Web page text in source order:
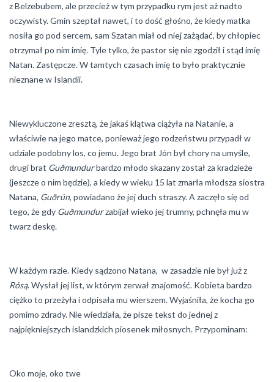
z Belzebubem, ale przecież w tym przypadku rym jest aż nadto
oczywisty. Gmin szeptał nawet, i to dość głośno, że kiedy matka
nosiła go pod sercem, sam Szatan miał od niej zażądać, by chłopiec
otrzymał po nim imię. Tyle tylko, że pastor się nie zgodził i stąd imię
Natan. Zastępcze. W tamtych czasach imię to było praktycznie
nieznane w Islandii.
Niewykluczone zresztą, że jakaś klątwa ciążyła na Natanie, a
właściwie na jego matce, ponieważ jego rodzeństwu przypadł w
udziale podobny los, co jemu. Jego brat Jón był chory na umyśle,
drugi brat Guðmundurbardzo młodo skazany został za kradzieże
(jeszcze o nim będzie), a kiedy w wieku 15 lat zmarła młodsza siostra
Natana, Guðrún, powiadano że jej duch straszy. A zaczęło się od
tego, że gdy Guðmundurzabijał wieko jej trumny, pchnęła mu w
twarz deskę.
W każdym razie. Kiedy sądzono Natana, w zasadzie nie był już z
Rósą. Wysłał jej list, w którym zerwał znajomość. Kobieta bardzo
ciężko to przeżyła i odpisała mu wierszem. Wyjaśniła, że kocha go
pomimo zdrady. Nie wiedziała, że pisze tekst do jednej z
najpiękniejszych islandzkich piosenek miłosnych. Przypominam:
Oko moje, oko twe